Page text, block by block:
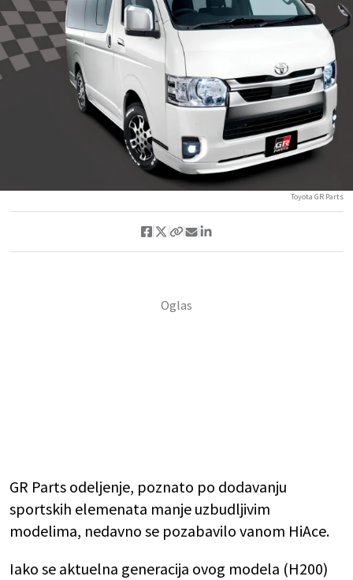
Toyota GR Parts
GR Parts odeljenje, poznato po dodavanju
sportskih elemenata manje uzbudljivim
modelima, nedavno se pozabavilo vanom HiAce.
Iako se aktuelna generacija ovog modela (H200)